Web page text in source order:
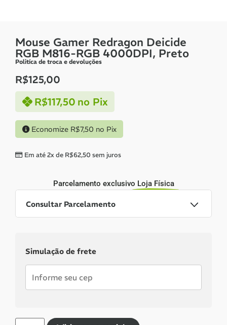
Mouse Gamer Redragon Deicide
RGB M816-RGB 4000DPI, Preto
Politíca de troca e devoluções
R$125,00
Em até 2x de R$62,50 sem juros
R$117,50 no Pix
Economize R$7,50 no Pix
Parcelamento exclusivo Loja Física
Consultar Parcelamento
Pix:R$117,50 Aprovação imediata
Economize
Simulação de frete